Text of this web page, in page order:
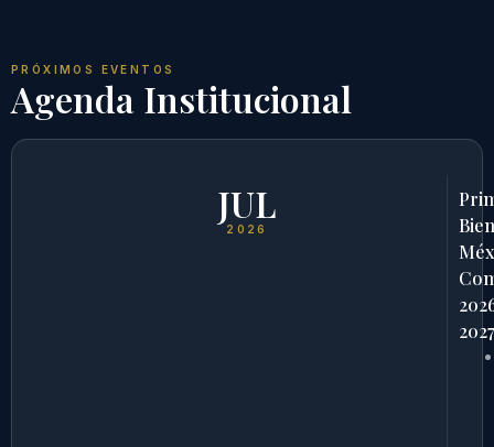
PRÓXIMOS EVENTOS
Agenda Institucional
JUL
2026
2027